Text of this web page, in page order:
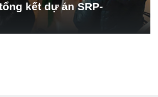
kết dự án SRP-